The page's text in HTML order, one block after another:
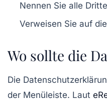
Nennen Sie alle
Verweisen Sie auf
Wo sollte die
Die
der Menüleiste. Laut